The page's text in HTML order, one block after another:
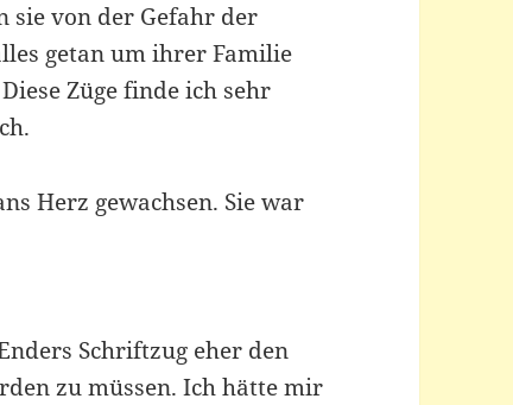
sie von der Gefahr der
getan um ihrer Familie
Züge finde ich sehr
Herz gewachsen. Sie war
Schriftzug eher den
zu müssen. Ich hätte mir